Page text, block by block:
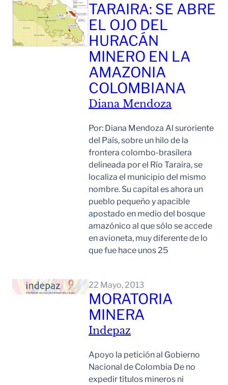
TARAIRA: SE ABRE
EL OJO DEL
HURACÁN
MINERO EN LA
AMAZONIA
COLOMBIANA
Diana Mendoza
Por: Diana Mendoza Al suroriente
del País, sobre un hilo de la
frontera colombo-brasilera
delineada por el Río Taraira, se
localiza el municipio del mismo
nombre. Su capital es ahora un
pueblo pequeño y apacible
apostado en medio del bosque
amazónico al que sólo se accede
en avioneta, muy diferente de lo
que fue hace unos 25
22 Mayo, 2013
MORATORIA
MINERA
Indepaz
Apoyo la petición al Gobierno
Nacional de Colombia De no
expedir títulos mineros ni